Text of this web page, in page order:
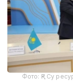
Фото: ҚР Су